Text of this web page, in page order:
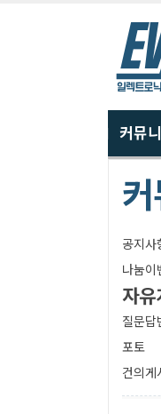
커뮤
커
공지사
나눔이
자유
질문답
포토
건의게